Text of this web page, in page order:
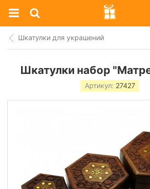
Prazdnik
Shop
Шкатулки для украшений
Шкатулки набор
Артикул: 27427